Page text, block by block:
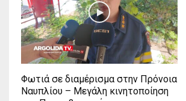
Φωτιά σε διαμέρισμα στην Πρόνοια
Ναυπλίου – Μεγάλη κινητοποίηση